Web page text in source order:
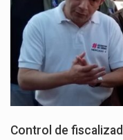
Control de